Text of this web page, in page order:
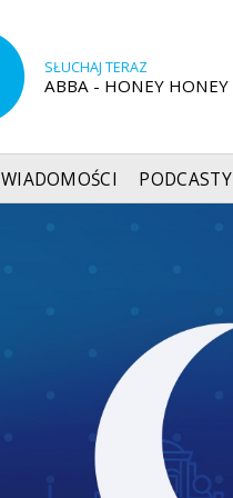
SŁUCHAJ TERAZ
ABBA - HONEY HONEY
WIADOMOŚCI PODCASTY